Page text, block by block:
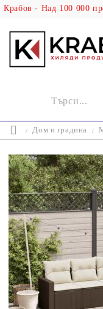
Дом и градина